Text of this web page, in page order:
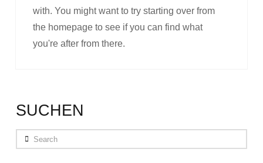
with. You might want to try starting over from
the homepage to see if you can find what
you're after from there.
SUCHEN
Search